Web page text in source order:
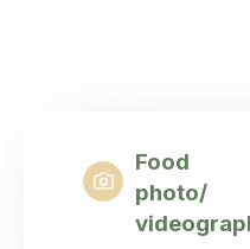
Food
photo/